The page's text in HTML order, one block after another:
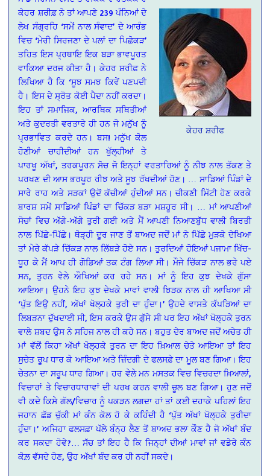
ਕੇਹਰ ਸ਼ਰੀਫ
ਕੇਹਰ ਸ਼ਰੀਫ਼ ਨੇ ਤਾਂ ਆਪਣੇ 239 ਪੰਨਿਆਂ ਦੇ
ਲੇਖ ਸੰਗ੍ਰਹਿ ‘ਸਮੇਂ ਨਾਲ ਸੰਵਾਦ’ ਦੇ ਆਰੰਭ
ਵਿਚ ‘ਮੇਰੀ ਸਿਰਜਣਾ ਦੇ ਪਲਾਂ ਦਾ ਪਿਛੋਕੜ’
ਤਹਿਤ ਇਸ ਪ੍ਰਥਾਇ ਇਕ ਬੜਾ ਭਾਵਪੂਰਤ
ਵਾਕਿਆ ਦਰਜ ਕੀਤਾ ਹੈ। ਕੇਹਰ ਸ਼ਰੀਫ਼ ਨੇ
ਲਿਖਿਆ ਹੈ ਕਿ ‘ਸੂਝ ਸਮਝ ਕਿਵੇਂ ਪਣਪਦੀ
ਹੈ। ਇਸ ਦੇ ਸ੍ਰੋਤ ਕੋਈ ਪੈਦਾ ਨਹੀਂ ਕਰਦਾ।
ਇਹ ਤਾਂ ਸਮਾਜਿਕ, ਆਰਥਿਕ ਸਥਿਤੀਆਂ
ਅਤੇ ਕੁਦਰਤੀ ਵਰਤਾਰੇ ਹੀ ਹਨ ਜੋ ਮਨੁੱਖ ਨੂੰ
ਪ੍ਰਭਾਵਿਤ ਕਰਦੇ ਹਨ। ਬਸ! ਮਨੁੱਖ ਕੋਲ
ਹੋਣੀਆਂ ਚਾਹੀਦੀਆਂ ਹਨ ਖੁੱਲ੍ਹੀਆਂ ਤੇ
ਪਾਰਖੂ ਅੱਖਾਂ, ਤਰਕਪੂਰਨ ਸੋਚ ਜੋ ਇਨ੍ਹਾਂ ਵਰਤਾਰਿਆਂ ਨੂੰ ਨੀਝ ਨਾਲ ਤੱਕਣ ਤੇ
ਪਰਖਣ ਦੀ ਆਸ ਭਰਪੂਰ ਰੀਝ ਅਤੇ ਸੂਝ ਰੱਖਦੀਆਂ ਹੋਣ। … ਸਾਡਿਆਂ ਪਿੰਡਾਂ ਦੇ
ਸਾਰੇ ਰਾਹ ਅਤੇ ਸੜਕਾਂ ਉਦੋਂ ਕੱਚੀਆਂ ਹੁੰਦੀਆਂ ਸਨ। ਚੀਕਣੀ ਮਿੱਟੀ ਹੋਣ ਕਰਕੇ
ਬਾਰਸ਼ ਸਮੇਂ ਸਾਡਿਆਂ ਪਿੰਡਾਂ ਦਾ ਚਿੱਕੜ ਬੜਾ ਮਸ਼ਹੂਰ ਸੀ। … ਮਾਂ ਆਪਣੀਆਂ
ਸੋਚਾਂ ਵਿਚ ਅੱਗੇ-ਅੱਗੇ ਤੁਰੀ ਗਈ ਅਤੇ ਮੈਂ ਆਪਣੀ ਨਿਆਣਬੁੱਧ ਵਾਲੀ ਬਿਰਤੀ
ਨਾਲ ਪਿੱਛੇ-ਪਿੱਛੇ। ਥੋੜ੍ਹੀ ਦੂਰ ਜਾਣ ਤੋਂ ਬਾਅਦ ਜਦੋਂ ਮਾਂ ਨੇ ਪਿੱਛੇ ਮੁੜਕੇ ਦੇਖਿਆ
ਤਾਂ ਮੇਰੇ ਕੱਪੜੇ ਚਿੱਕੜ ਨਾਲ ਲਿੱਬੜੇ ਹੋਏ ਸਨ। ਤੁਰਦਿਆਂ ਹੋਇਆਂ ਪਜਾਮਾ ਖਿੱਚ-
ਧੂਹ ਕੇ ਮੈਂ ਆਪ ਹੀ ਗੋਡਿਆਂ ਤਕ ਟੰਗ ਲਿਆ ਸੀ। ਮੌਜੇ ਚਿੱਕੜ ਨਾਲ ਭਰੇ ਪਏ
ਸਨ, ਤੁਰਨ ਵੇਲੇ ਔਖਿਆਂ ਕਰ ਰਹੇ ਸਨ। ਮਾਂ ਨੂੰ ਇਹ ਕੁਝ ਦੇਖਕੇ ਗੁੱਸਾ
ਆਇਆ। ਉਹਨੇ ਇਹ ਕੁਝ ਦੇਖਕੇ ਮਾਵਾਂ ਵਾਲੀ ਝਿੜਕ ਨਾਲ ਹੀ ਆਖਿਆ ਸੀ
‘ਪੁੱਤ ਇਉ ਨਹੀਂ, ਅੱਖਾਂ ਖੋਲ੍ਹਕੇ ਤੁਰੀ ਦਾ ਹੁੰਦਾ।’ ਉਹਦੇ ਵਾਸਤੇ ਕੱਪੜਿਆਂ ਦਾ
ਲਿਬੜਨਾ ਦੁੱਖਦਾਈ ਸੀ, ਇਸ ਕਰਕੇ ਉਸ ਗੁੱਸੇ ਸੀ ਪਰ ਇਹ ਅੱਖਾਂ ਖੋਲ੍ਹਕੇ ਤੁਰਨ
ਵਾਲੇ ਸ਼ਬਦ ਉਸ ਨੇ ਸਹਿਜ ਨਾਲ ਹੀ ਕਹੇ ਸਨ। ਬਹੁਤ ਦੇਰ ਬਾਅਦ ਜਦੋਂ ਅਚੇਤ ਹੀ
ਮਾਂ ਵੱਲੋਂ ਕਿਹਾ ਅੱਖਾਂ ਖੋਲ੍ਹਕੇ ਤੁਰਨ ਦਾ ਇਹ ਖ਼ਿਆਲ ਚੇਤੇ ਆਇਆ ਤਾਂ ਇਹ
ਸੁਚੇਤ ਰੂਪ ਧਾਰ ਕੇ ਆਇਆ ਅਤੇ ਜ਼ਿੰਦਗੀ ਦੇ ਫਲਸਫ਼ੇ ਦਾ ਮੂਲ ਬਣ ਗਿਆ। ਇਹ
ਚੇਤਨਾ ਦਾ ਸਰੂਪ ਧਾਰ ਗਿਆ। ਹਰ ਵੇਲੇ ਮਨ ਮਸਤਕ ਵਿਚ ਵਿਚਰਦਾ ਖ਼ਿਆਲਾਂ,
ਵਿਚਾਰਾਂ ਤੇ ਵਿਚਾਰਧਾਰਾਵਾਂ ਦੀ ਪਰਖ ਕਰਨ ਵਾਲੀ ਚੂਲ ਬਣ ਗਿਆ। ਹੁਣ ਜਦੋਂ
ਵੀ ਕਦੇ ਕਿਸੇ ਗੱਲ/ਵਿਚਾਰ ਨੂੰ ਪਕੜਨ ਲਗਦਾ ਹਾਂ ਤਾਂ ਕਈ ਦਹਾਕੇ ਪਹਿਲਾਂ ਇਹ
ਜਹਾਨ ਛੱਡ ਚੁੱਕੀ ਮਾਂ ਕੰਨ ਕੋਲ ਹੋ ਕੇ ਕਹਿੰਦੀ ਹੈ ‘ਪੁੱਤ ਅੱਖਾਂ ਖੋਲ੍ਹਕੇ ਤੁਰੀਦਾ
ਹੁੰਦਾ।’ ਅਜਿਹਾ ਫਲਸਫ਼ਾ ਪੱਲੇ ਬੰਨ੍ਹ ਲੈਣ ਤੋਂ ਬਾਅਦ ਭਲਾ ਕੌਣ ਹੈ ਜੋ ਅੱਖਾਂ ਬੰਦ
ਕਰ ਸਕਦਾ ਹੋਵੇ?… ਸੱਚ ਤਾਂ ਇਹ ਹੈ ਕਿ ਜਿਨ੍ਹਾਂ ਦੀਆਂ ਮਾਵਾਂ ਜਾਂ ਵਡੇਰੇ ਕੰਨ
ਕੋਲ਼ ਵੱਸਦੇ ਹੋਣ, ਉਹ ਅੱਖਾਂ ਬੰਦ ਕਰ ਹੀ ਨਹੀਂ ਸਕਦੇ।